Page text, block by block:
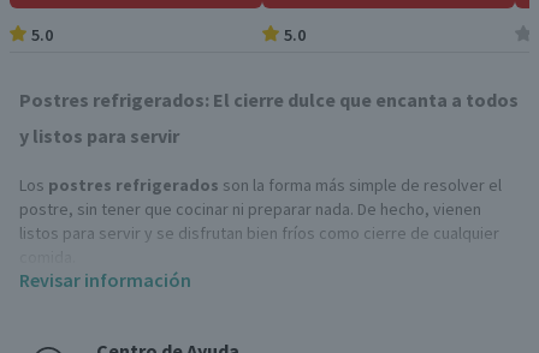
5.0 5.0
Postres refrigerados: El cierre dulce que encanta a todos
y listos para servir
Los postres refrigerados son la forma más simple de resolver el
postre, sin tener que cocinar ni preparar nada. De hecho, vienen
listos para servir y se disfrutan bien fríos como cierre de cualquier
Revisar información